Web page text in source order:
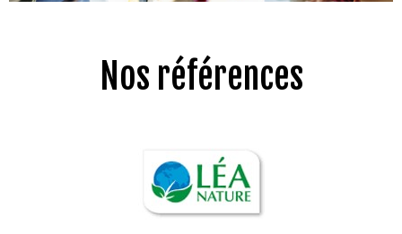
Nos références